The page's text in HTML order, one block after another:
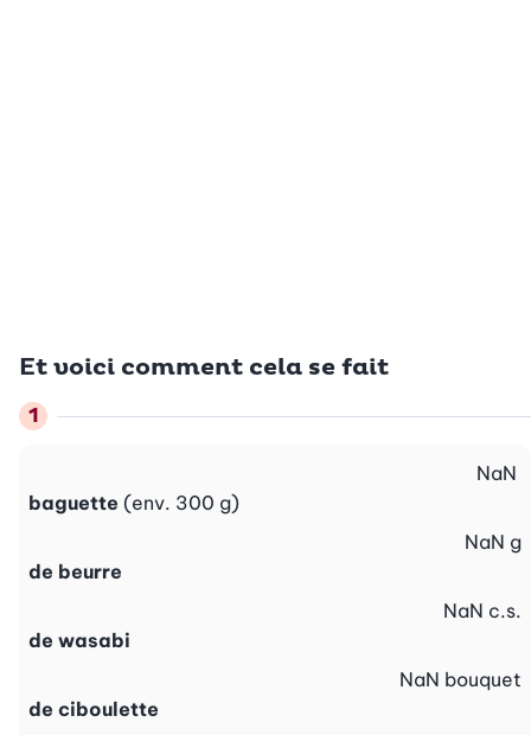
Et voici comment cela se fait
baguette (env. 300 g)
NaN
de beurre
NaN g
de wasabi
NaN c.s.
de ciboulette
NaN bouquet